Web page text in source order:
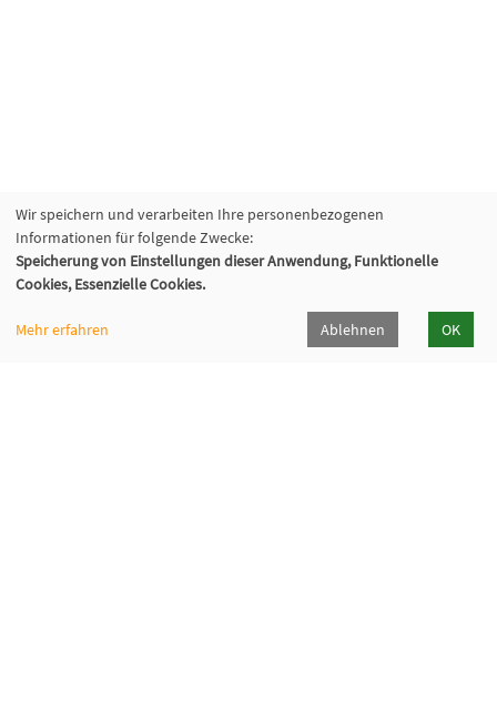
Wir speichern und verarbeiten Ihre personenbezogenen
Informationen für folgende Zwecke:
Speicherung von Einstellungen dieser Anwendung, Funktionelle
Cookies, Essenzielle Cookies.
Mehr erfahren Ablehnen OK